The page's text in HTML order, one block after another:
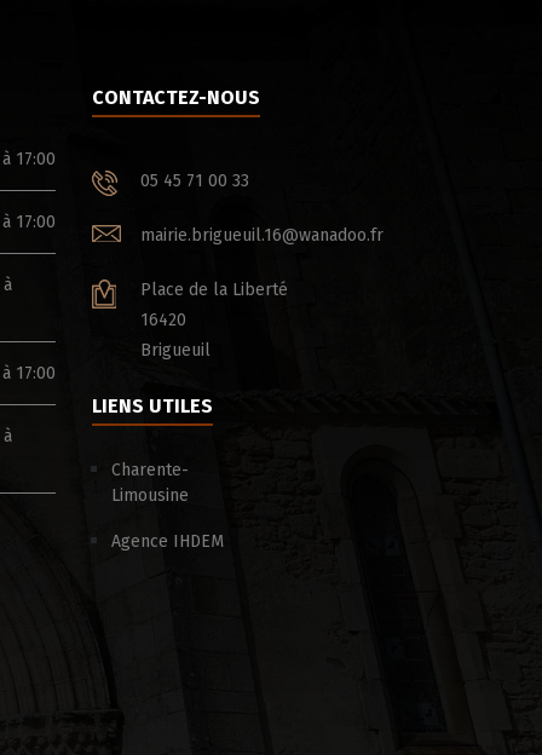
17:00
17:00
17:00
CONTACTEZ-NOUS
05 45 71 00 33
mairie.brigueuil.16@wanadoo.fr
Place de la Liberté
16420
Brigueuil
LIENS UTILES
Charente-
Limousine
Agence IHDEM